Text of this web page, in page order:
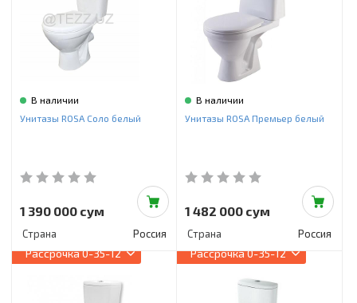
В наличии
Унитазы ROSA Соло белый
1 390 000 сум
Страна Россия
В наличии
Унитазы ROSA Премьер белый
1 482 000 сум
Страна Россия
Рассрочка0-35-12 Рассрочка0-35-12